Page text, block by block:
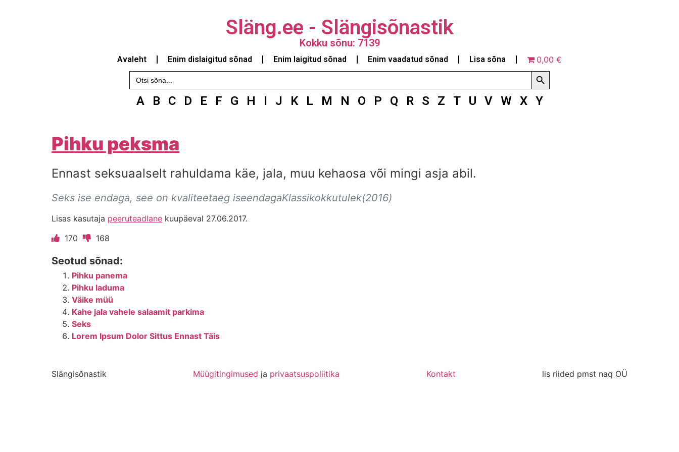
Släng.ee - Slängisõnastik
Kokku sõnu: 7139
Avaleht Enim dislaigitud sõnad Enim laigitud sõnad Enim vaadatud sõnad Lisa sõna
0,00 €
Search
for:
Search Button
A B C D E F G H I J K L M N O P Q R S Z T U V W X Y
Pihku peksma
Ennast seksuaalselt rahuldama käe, jala, muu kehaosa või mingi asja abil.
Seks ise endaga, see on kvaliteetaeg iseendagaKlassikokkutulek(2016)
Lisas kasutaja peeruteadlane kuupäeval 27.06.2017.
170
168
Seotud sõnad:
Pihku panema
Pihku laduma
Väike müü
Kahe jala vahele salaamit parkima
Seks
Lorem Ipsum Dolor Sittus Ennast Täis
Slängisõnastik Müügitingimused ja privaatsuspoliitika Kontakt lis riided pmst naq OÜ